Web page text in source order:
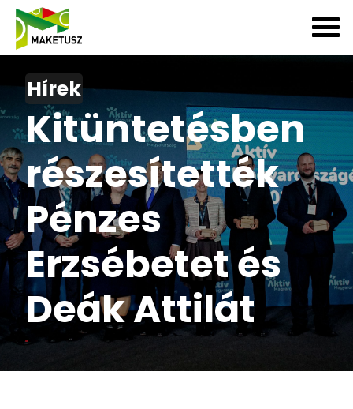
Hírek
Kitüntetésben
részesítették
Pénzes
Erzsébetet és
Deák Attilát